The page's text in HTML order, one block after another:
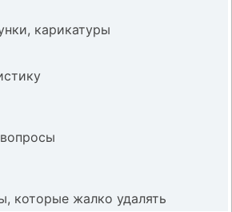
карикатуры
которые жалко удалять